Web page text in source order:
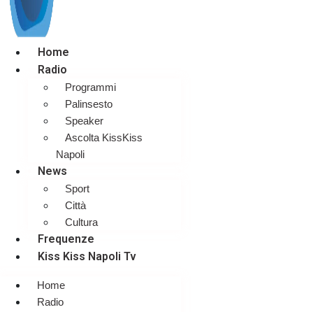
Home
Radio
Programmi
Palinsesto
Speaker
Ascolta KissKiss
Napoli
News
Sport
Città
Cultura
Frequenze
Kiss Kiss Napoli Tv
Home
Radio